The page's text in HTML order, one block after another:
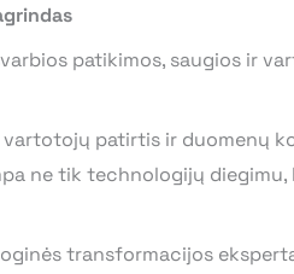
patikimos, saugios ir
patirtis ir duomenų
ne tik technologijų
transformacijos